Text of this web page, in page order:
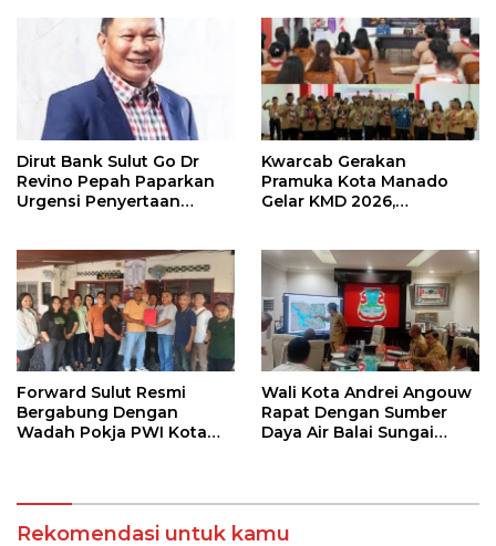
Dirut Bank Sulut Go Dr
Revino Pepah Paparkan
Urgensi Penyertaan
Kwarcab Gerakan
Pramuka Kota Manado
Gelar KMD 2026,
Pramuka
Forward Sulut Resmi
Bergabung Dengan
Wadah Pokja PWI Kota
Wali Kota Andrei Angouw
Rapat Dengan Sumber
Daya Air Balai Sungai
Rekomendasi untuk kamu